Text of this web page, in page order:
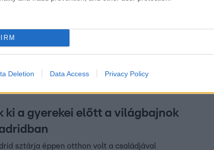
Deletion Data Access Privacy Policy
lehetett volna fegyverezni azzal az arzenállal, amit egy
köztük pisztolyokat, puskákat és gépkarabélyokat.
az elfogásához. Bűnügyi felügyeletbe került, de az
használni a fegyvereket, egyelőre nem tudni.
ki a gyerekei előtt a világbajnok
sztárja éppen otthon volt a családjával